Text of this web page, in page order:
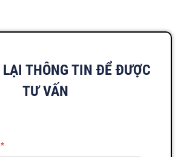
THÔNG TIN ĐỂ ĐƯỢC
TƯ VẤN